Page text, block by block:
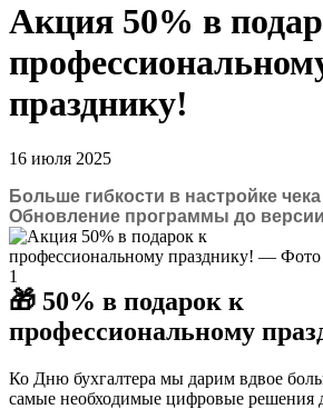
Акция 50% в
празднику!
16 июля 2025
Больше гибкости в настройке
Обновление программы до версии
🎁 50% в подарок к
профессиональному
Ко Дню бухгалтера мы дарим вдвое
самые необходимые цифровые решения